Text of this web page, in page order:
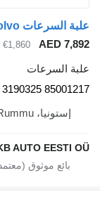
AED
€1,860
≈ $2,149
السرعات
3190325
إستونيا، Rummu
KB AUTO